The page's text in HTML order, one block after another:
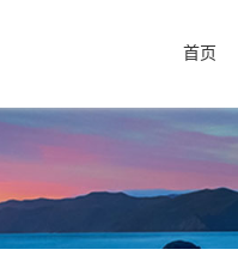
首页